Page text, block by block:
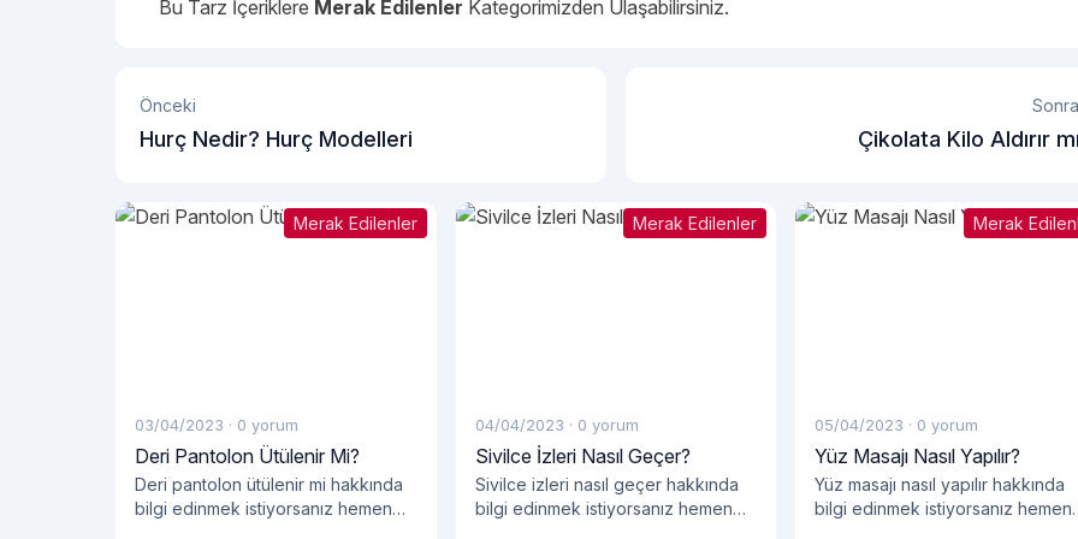
Bu Tarz İçeriklere Merak Edilenler Kategorimizden Ulaşabilirsiniz.
Önceki
Hurç Nedir? Hurç Modelleri Çikolata Kilo Aldırır
Merak Edilenler
03/04/2023 · 0 yorum
Deri Pantolon Ütülenir Mi?
Deri pantolon ütülenir mi hakkında
bilgi edinmek istiyorsanız hemen
Merak Edilenler
04/04/2023 · 0 yorum
Sivilce İzleri Nasıl Geçer?
Sivilce izleri nasıl geçer hakkında
bilgi edinmek istiyorsanız hemen
Merak
05/04/2023 · 0 yorum
Yüz Masajı Nasıl Yapılır?
Yüz masajı nasıl yapılır hakkında
bilgi edinmek istiyorsanız hemen